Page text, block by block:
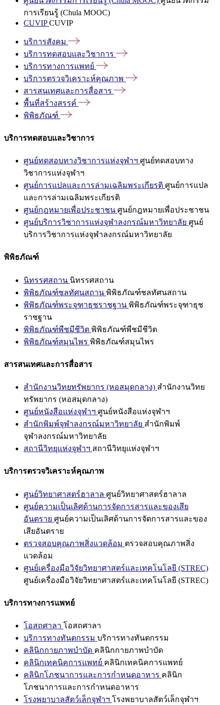
การเรียนรู้ (Chula MOOC)
CUVIPCUVIP
บริการสังคม
บริการทดสอบและวิชาการ
บริการทางการแพทย์
บริการตรวจวิเคราะห์คุณภาพ
สารสนเทศและการสื่อสาร
พื้นที่สร้างสรรค์
พิพิธภัณฑ์
บริการทดสอบและวิชาการ
ศูนย์ทดสอบทางวิชาการแห่งจุฬาฯ ศูนย์ทดสอบทาง
วิชาการแห่งจุฬาฯ
ศูนย์การแปลและการล่ามเฉลิมพระเกียรติ ศูนย์การแปล
และการล่ามเฉลิมพระเกียรติ
ศูนย์กฎหมายเพื่อประชาชน ศูนย์กฎหมายเพื่อประชาชน
ศูนย์บริการวิชาการแห่งจุฬาลงกรณ์มหาวิทยาลัย ศูนย์
บริการวิชาการแห่งจุฬาลงกรณ์มหาวิทยาลัย
พิพิธภัณฑ์
นิทรรศสถาน นิทรรศสถาน
พิพิธภัณฑ์ชลทัศนสถาน พิพิธภัณฑ์ชลทัศนสถาน
พิพิธภัณฑ์พระจุฑาธุชราชฐาน พิพิธภัณฑ์พระจุฑาธุช
ราชฐาน
พิพิธภัณฑ์พืชมีชีวิต พิพิธภัณฑ์พืชมีชีวิต
พิพิธภัณฑ์สมุนไพร พิพิธภัณฑ์สมุนไพร
สารสนเทศและการสื่อสาร
สำนักงานวิทยทรัพยากร (หอสมุดกลาง) สำนักงานวิทย
ทรัพยากร (หอสมุดกลาง)
ศูนย์หนังสือแห่งจุฬาฯ ศูนย์หนังสือแห่งจุฬาฯ
สำนักพิมพ์จุฬาลงกรณ์มหาวิทยาลัย สำนักพิมพ์
จุฬาลงกรณ์มหาวิทยาลัย
สถานีวิทยุแห่งจุฬาฯ สถานีวิทยุแห่งจุฬาฯ
บริการตรวจวิเคราะห์คุณภาพ
ศูนย์วิทยาศาสตร์ฮาลาล ศูนย์วิทยาศาสตร์ฮาลาล
ศูนย์ความเป็นเลิศด้านการจัดการสารและของเสีย
อันตราย ศูนย์ความเป็นเลิศด้านการจัดการสารและของ
เสียอันตราย
ตรวจสอบคุณภาพสิ่งแวดล้อม ตรวจสอบคุณภาพสิ่ง
แวดล้อม
ศูนย์เครื่องมือวิจัยวิทยาศาสตร์และเทคโนโลยี (STREC)
ศูนย์เครื่องมือวิจัยวิทยาศาสตร์และเทคโนโลยี (STREC)
บริการทางการแพทย์
โอสถศาลา โอสถศาลา
บริการทางทันตกรรม บริการทางทันตกรรม
คลินิกกายภาพบำบัด คลินิกกายภาพบำบัด
คลินิกเทคนิคการแพทย์ คลินิกเทคนิคการแพทย์
คลินิกโภชนาการและการกำหนดอาหาร คลินิก
โภชนาการและการกำหนดอาหาร
โรงพยาบาลสัตว์เล็กจุฬาฯ โรงพยาบาลสัตว์เล็กจุฬาฯ